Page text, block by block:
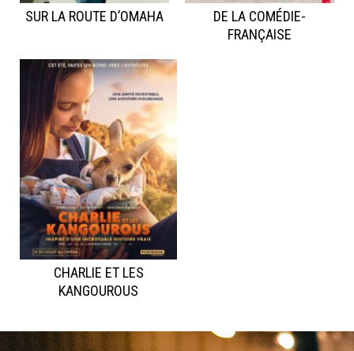
SUR LA ROUTE D’OMAHA
DE LA COMÉDIE-
FRANÇAISE
CHARLIE ET LES
KANGOUROUS